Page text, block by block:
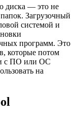
диска — это не
Загрузочный
системой и
программ. Это
которые потом
с ПО или ОС
на